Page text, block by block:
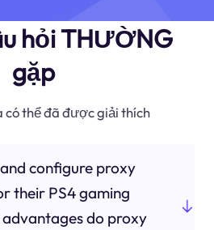
hỏi THƯỜNG
gặp
có thể đã được giải thích
configure proxy
their PS4 gaming
do proxy